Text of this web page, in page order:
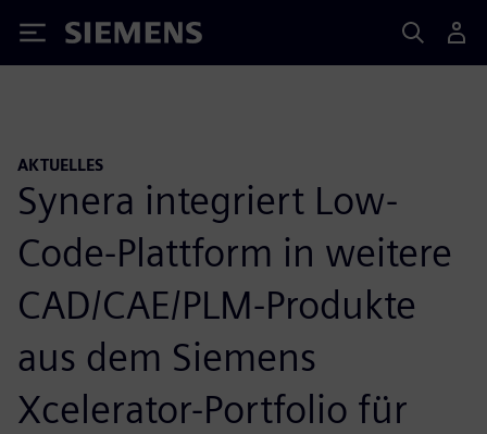
Siemens
AKTUELLES
Synera integriert Low-
Code-Plattform in weitere
CAD/CAE/PLM-Produkte
aus dem Siemens
Xcelerator-Portfolio für